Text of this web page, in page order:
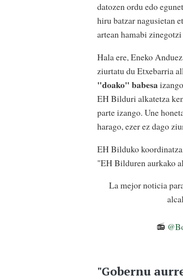
datozen ordu edo
hiru batzar nagusietan
artean hamabi
Hala ere, Eneko
ziurtatu du Etxebarria
"doako" babesa
EH Bilduri alkatetza
parte izango. Une
harago, ezer ez dago
EH Bilduko
"EH Bilduren aurkako
La mejor noticia
📻
"Gobernu